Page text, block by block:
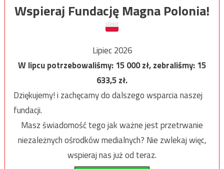
Wspieraj Fundację Magna Polonia!
Lipiec 2026
W lipcu potrzebowaliśmy:15 000zł, zebraliśmy:15
633,5zł.
Dziękujemy! i zachęcamy do dalszego wsparcia naszej
fundacji.
Masz świadomość tego jak ważne jest przetrwanie
niezależnych ośrodków medialnych? Nie zwlekaj więc,
wspieraj nas już od teraz.